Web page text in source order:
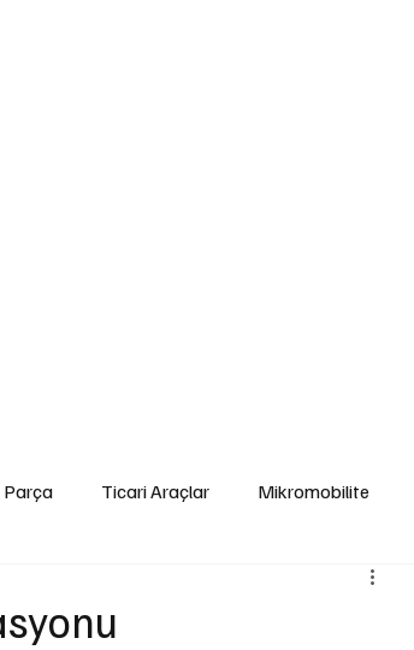
Parça Ticari Araçlar Mikromobilite